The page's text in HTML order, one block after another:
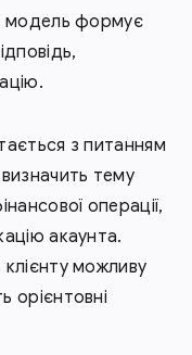
модель формує
з питанням
тему
операції,
акаунта.
можливу
орієнтовні